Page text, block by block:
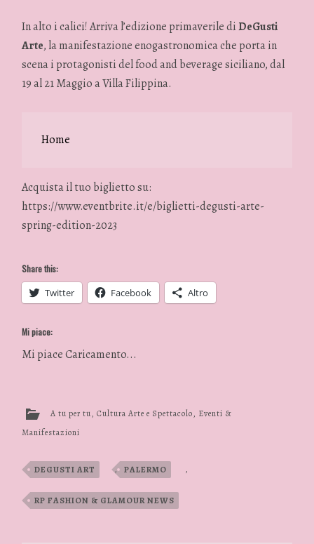
In alto i calici! Arriva l’edizione primaverile diDeGusti
Arte, la manifestazione enogastronomica che porta in
scena i protagonisti del food and beverage siciliano, dal
19 al 21 Maggio a Villa Filippina.
Home
Acquista il tuo biglietto su:
https://www.eventbrite.it/e/biglietti-degusti-arte-
spring-edition-2023
Share this:
Twitter Facebook Altro
Mi piace:
Mi piaceCaricamento...
A tu per tu,Cultura Arte e Spettacolo, Eventi &
Manifestazioni
DEGUSTI ART , PALERMO ,
RP FASHION & GLAMOUR NEWS